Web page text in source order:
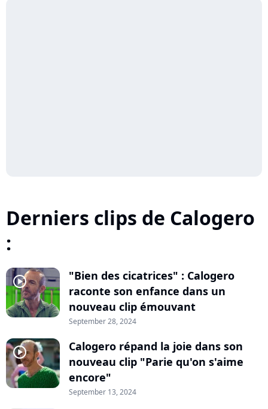
Derniers clips de Calogero
:
player2
"Bien des cicatrices" : Calogero
raconte son enfance dans un
nouveau clip émouvant
September 28, 2024
player2
Calogero répand la joie dans son
nouveau clip "Parie qu'on s'aime
encore"
September 13, 2024